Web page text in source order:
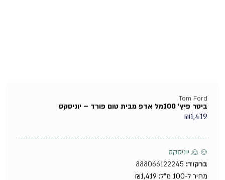
Tom Ford
ביטר פיץ' 100מל אדפ מבית טום פורד – יוניסקס
₪1,419
♂ ♀ יוניסקס
ברקוד:888066122245
מחיר ל-100 מ"ל:
₪1,419